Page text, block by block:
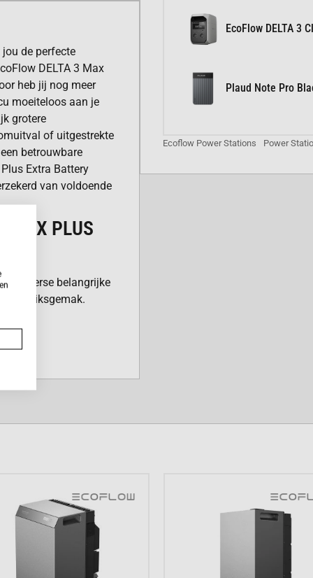
jou de perfecte
DELTA 3 Max
heb jij nog meer
moeiteloos aan je
grotere
of uitgestrekte
betrouwbare
Extra Battery
van voldoende
MAX PLUS
diverse belangrijke
gebruiksgemak.
koppeling.
met het oog op
jouw
EcoFlow DELTA 3
Plaud Note Pro
Ecoflow Power Stations Power